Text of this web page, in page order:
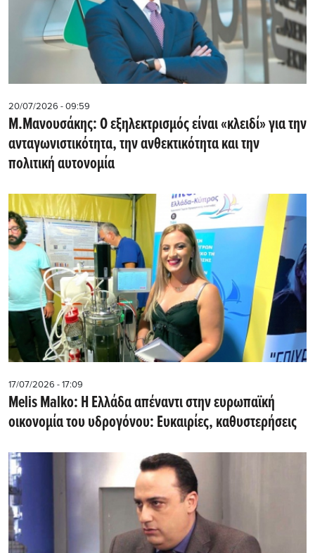
20/07/2026 - 09:59
M.Μανουσάκης: Ο εξηλεκτρισμός είναι «κλειδί» για την
ανταγωνιστικότητα, την ανθεκτικότητα και την
πολιτική αυτονομία
17/07/2026 - 17:09
Melis Malko: Η Ελλάδα απέναντι στην ευρωπαϊκή
οικονομία του υδρογόνου: Ευκαιρίες, καθυστερήσεις